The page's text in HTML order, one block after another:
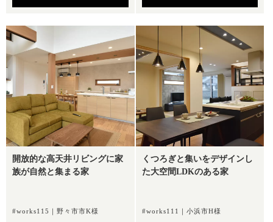
開放的な高天井リビングに家
族が自然と集まる家
#works115｜野々市市K様
くつろぎと集いをデザインし
た大空間LDKのある家
#works111｜小浜市H様